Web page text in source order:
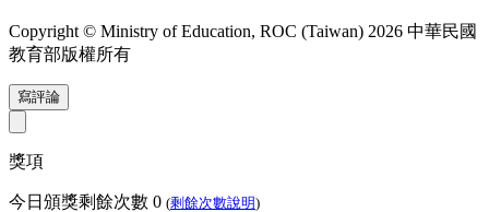
Copyright © Ministry of Education, ROC (Taiwan) 2026 中華民國
教育部版權所有
寫評論
獎項
今日頒獎剩餘次數 0 (剩餘次數說明)